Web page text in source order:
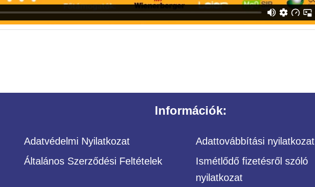
Információk:
Adatvédelmi Nyilatkozat
Általános Szerződési Feltételek
Adattovábbítási nyilatkozat
Ismétlődő fizetésről szóló
nyilatkozat